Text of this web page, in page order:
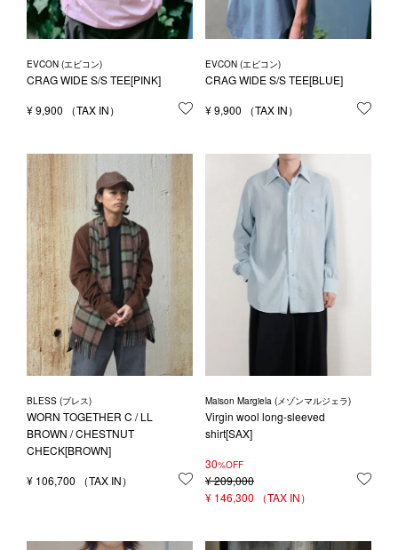
EVCON (エビコン)
CRAG WIDE S/S TEE[PINK]
¥9,900 お気に入りに登録する
EVCON (エビコン)
CRAG WIDE S/S TEE[BLUE]
¥9,900
BLESS (ブレス)
WORN TOGETHER C / LL
BROWN / CHESTNUT
CHECK[BROWN]
¥ 106,700 お気に入りに登録する
Maison Margiela (メゾンマルジェラ)
Virgin wool long-sleeved
shirt[SAX]
30%OFF
¥209,000
¥ 146,300